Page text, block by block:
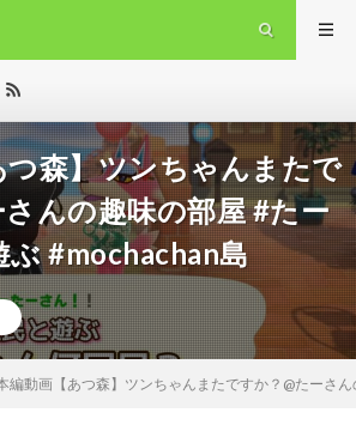
つ森】ツンちゃんまたで
んの趣味の部屋 #たー
ぶ #mochachan島
編動画【あつ森】ツンちゃんまたですか？@たーさ